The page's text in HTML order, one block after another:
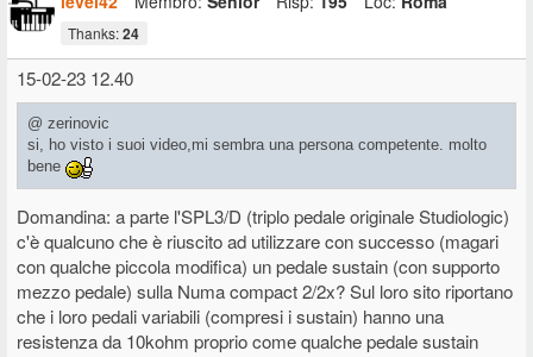
Thanks:24
15-02-23 12.40
@ zerinovic
si, ho visto i suoi video,mi sembra una persona competente. molto
bene
Domandina: a parte l'SPL3/D (triplo pedale originale Studiologic)
c'è qualcuno che è riuscito ad utilizzare con successo (magari
con qualche piccola modifica) un pedale sustain (con supporto
mezzo pedale) sulla Numa compact 2/2x? Sul loro sito riportano
che i loro pedali variabili (compresi i sustain) hanno una
resistenza da 10kohm proprio come qualche pedale sustain